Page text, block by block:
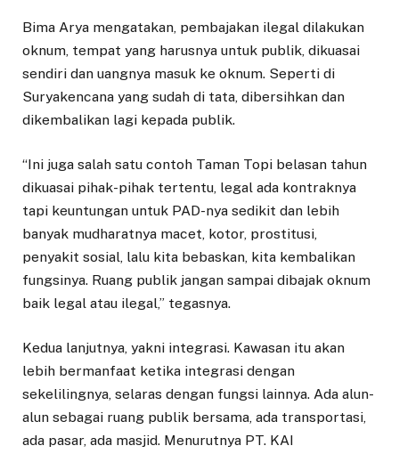
Bima Arya mengatakan, pembajakan ilegal dilakukan
oknum, tempat yang harusnya untuk publik, dikuasai
sendiri dan uangnya masuk ke oknum. Seperti di
Suryakencana yang sudah di tata, dibersihkan dan
dikembalikan lagi kepada publik.
“Ini juga salah satu contoh Taman Topi belasan tahun
dikuasai pihak-pihak tertentu, legal ada kontraknya
tapi keuntungan untuk PAD-nya sedikit dan lebih
banyak mudharatnya macet, kotor, prostitusi,
penyakit sosial, lalu kita bebaskan, kita kembalikan
fungsinya. Ruang publik jangan sampai dibajak oknum
baik legal atau ilegal,” tegasnya.
Kedua lanjutnya, yakni integrasi. Kawasan itu akan
lebih bermanfaat ketika integrasi dengan
sekelilingnya, selaras dengan fungsi lainnya. Ada alun-
alun sebagai ruang publik bersama, ada transportasi,
ada pasar, ada masjid. Menurutnya PT. KAI